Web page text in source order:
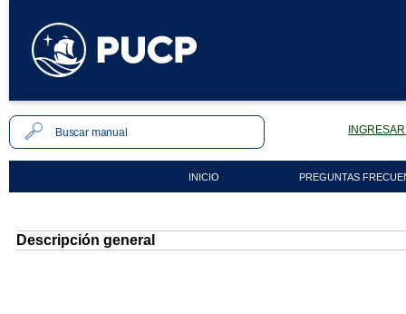
INICIO PREGUNTAS
Descripción general